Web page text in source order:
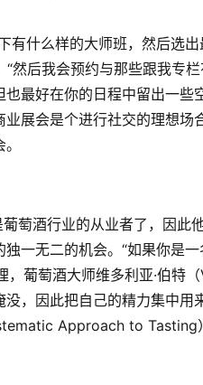
有什么样的大师班，然后选
“然后我会预约与那些跟我专
最好在你的日程中留出一些
展会是个进行社交的理想场
萄酒行业的从业者了，因此
一无二的机会。“如果你是
，葡萄酒大师维多利亚·伯特
，因此把自己的精力集中用
Approach to Tasting